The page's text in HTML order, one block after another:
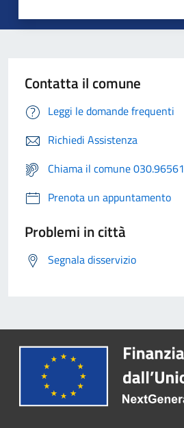
Contatta il comune
Leggi le domande frequenti
Richiedi Assistenza
Chiama il comune 030.96561
Prenota un appuntamento
Problemi in città
Segnala disservizio